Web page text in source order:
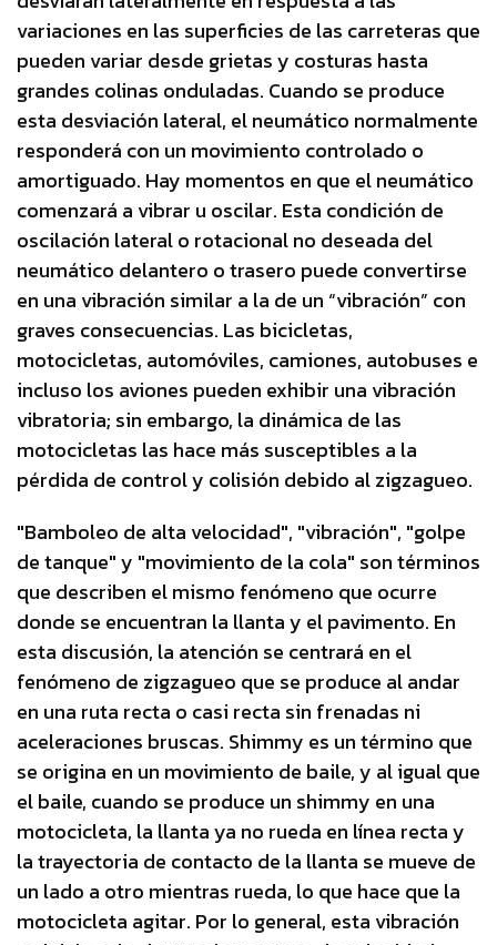
variaciones en las superficies de las carreteras que
pueden variar desde grietas y costuras hasta
grandes colinas onduladas. Cuando se produce
esta desviación lateral, el neumático normalmente
responderá con un movimiento controlado o
amortiguado. Hay momentos en que el neumático
comenzará a vibrar u oscilar. Esta condición de
oscilación lateral o rotacional no deseada del
neumático delantero o trasero puede convertirse
en una vibración similar a la de un “vibración” con
graves consecuencias. Las bicicletas,
motocicletas, automóviles, camiones, autobuses e
incluso los aviones pueden exhibir una vibración
vibratoria; sin embargo, la dinámica de las
motocicletas las hace más susceptibles a la
pérdida de control y colisión debido al zigzagueo.
"Bamboleo de alta velocidad", "vibración", "golpe
de tanque" y "movimiento de la cola" son términos
que describen el mismo fenómeno que ocurre
donde se encuentran la llanta y el pavimento. En
esta discusión, la atención se centrará en el
fenómeno de zigzagueo que se produce al andar
en una ruta recta o casi recta sin frenadas ni
aceleraciones bruscas. Shimmy es un término que
se origina en un movimiento de baile, y al igual que
el baile, cuando se produce un shimmy en una
motocicleta, la llanta ya no rueda en línea recta y
la trayectoria de contacto de la llanta se mueve de
un lado a otro mientras rueda, lo que hace que la
motocicleta agitar. Por lo general, esta vibración